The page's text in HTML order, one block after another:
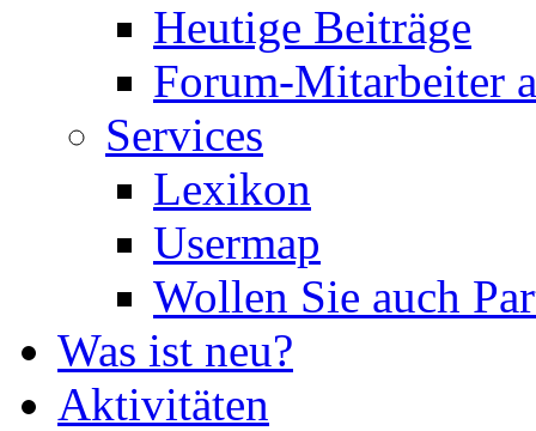
Heutige Beiträge
Forum-Mitarbeiter
Services
Lexikon
Usermap
Wollen Sie auch
Was ist neu?
Aktivitäten